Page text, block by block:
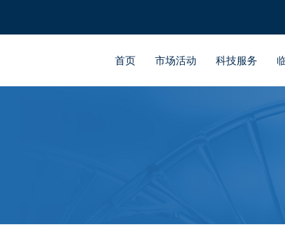
首页 市场活动 科技服务